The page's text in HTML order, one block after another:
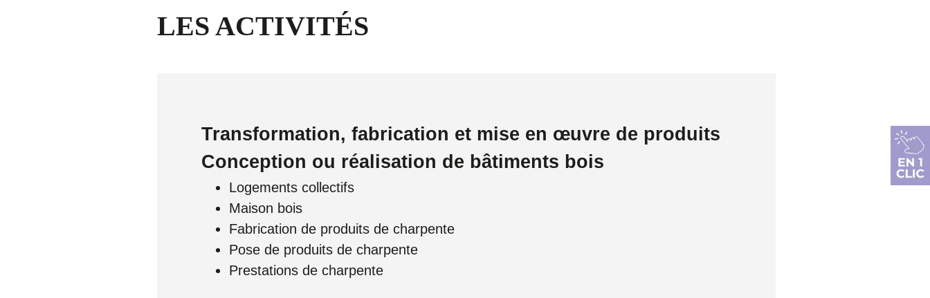
LES ACTIVITÉS
Transformation, fabrication et mise en œuvre de produits
Conception ou réalisation de bâtiments bois
Logements collectifs
Maison bois
Fabrication de produits de charpente
Pose de produits de charpente
Prestations de charpente